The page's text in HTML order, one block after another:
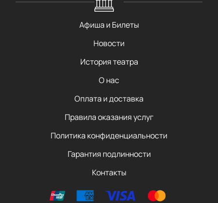
Афиша и Билеты
Новости
История театра
О нас
Оплата и доставка
Правила оказания услуг
Политика конфиденциальности
Гарантия подлинности
Контакты